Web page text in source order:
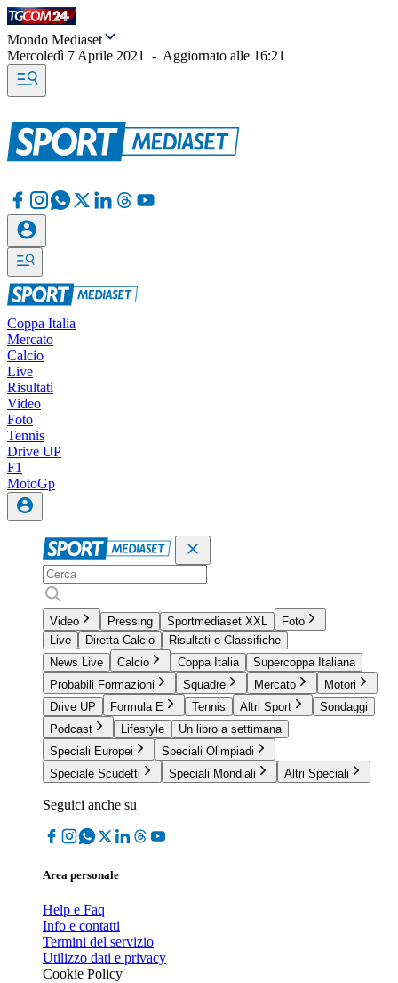
Mondo Mediaset
Mercoledì 7 Aprile 2021
- Aggiornato alle 16:21
Coppa Italia
Mercato
Calcio
Live
Risultati
Video
Foto
Tennis
Drive UP
F1
MotoGp
Video Pressing Sportmediaset XXL
Foto
Live
Diretta Calcio
Risultati e Classifiche
News Live
Calcio Coppa Italia
Supercoppa Italiana
Probabili Formazioni
Squadre Mercato
Motori
Drive UP
Formula E Tennis Altri Sport
Sondaggi
Podcast
Lifestyle
Un libro a settimana
Speciali Europei
Speciali Olimpiadi
Speciale Scudetti
Speciali Mondiali Altri Speciali
Seguici anche su
Area personale
Help e Faq
Info e contatti
Termini del servizio
Utilizzo dati e privacy
Cookie Policy